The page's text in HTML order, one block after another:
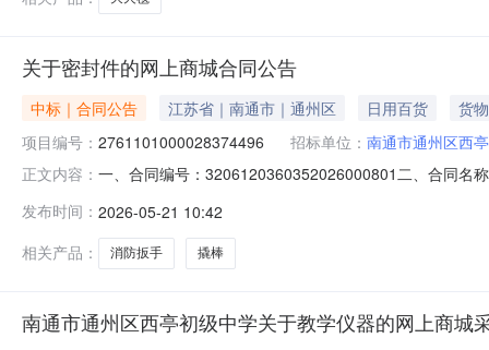
关于密封件的网上商城合同公告
中标｜合同公告 江苏省｜南通市｜通州区 日用百货
货物
项目编号： 2761101000028374496 招标单位： 南通市通州区西
正文内容： 一、合同编号：3206120360352026000801二、合同名
山区锡山区东港镇（港下）湖塘桥村联系方式：
发布时间： 2026-05-21 10:42
相关产品：
消防扳手 撬棒
南通市通州区西亭初级中学关于教学仪器的网上商城